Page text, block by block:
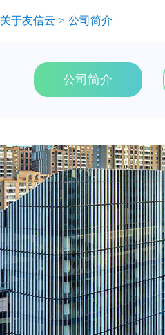
关于友信云 > 公司简介
公司简介